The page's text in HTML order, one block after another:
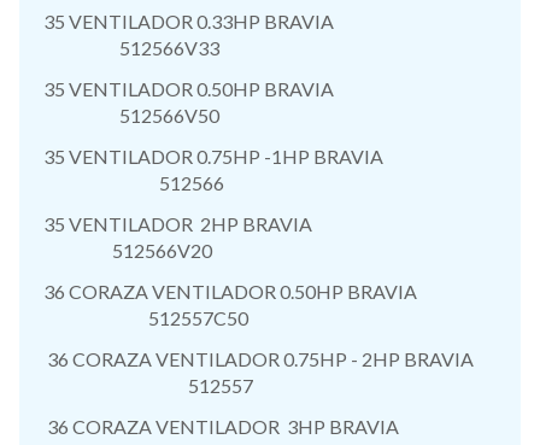
35 VENTILADOR 0.33HP BRAVIA
512566V33
35 VENTILADOR 0.50HP BRAVIA
512566V50
35 VENTILADOR 0.75HP -1HP BRAVIA
512566
35 VENTILADOR 2HP BRAVIA
512566V20
36 CORAZA VENTILADOR 0.50HP BRAVIA
512557C50
36 CORAZA VENTILADOR 0.75HP - 2HP BRAVIA
512557
36 CORAZA VENTILADOR 3HP BRAVIA